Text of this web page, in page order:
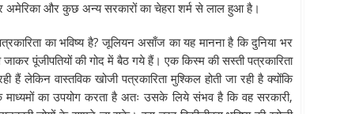
और कुछ अन्य सरकारों का चेहरा शर्म से लाल हुआ है।
का भविष्य है? जूलियन असाँज का यह मानना है कि दुनिया भर
पूंजीपतियों की गोद में बैठ गये हैं। एक किस्म की सस्ती पत्रकारिता
लेकिन वास्तविक खोजी पत्रकारिता मुश्किल होती जा रही है क्योंकि
का उपयोग करता है अतः उसके लिये संभव है कि वह सरकारी,